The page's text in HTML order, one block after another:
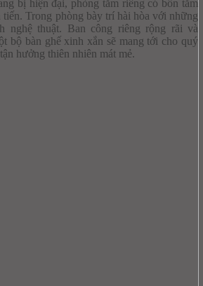
bị hiện đại, phòng tắm riêng có bồn tắm
tiến. Trong phòng bày trí hài hòa với những
nghệ thuật. Ban công riêng rộng rãi và
bộ bàn ghế xinh xắn sẽ mang tới cho quý
hưởng thiên nhiên mát mẻ.